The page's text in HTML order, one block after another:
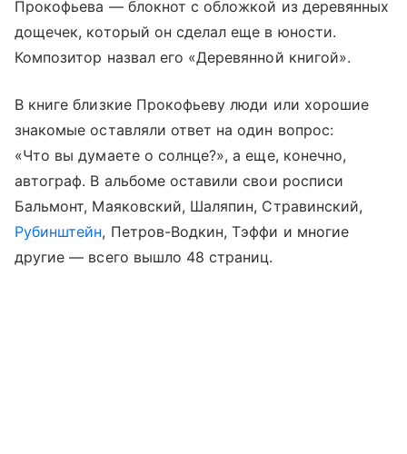
Прокофьева — блокнот с обложкой из деревянных
дощечек, который он сделал еще в юности.
Композитор назвал его «Деревянной книгой».
В книге близкие Прокофьеву люди или хорошие
знакомые оставляли ответ на один вопрос:
«Что вы думаете о солнце?», а еще, конечно,
автограф. В альбоме оставили свои росписи
Бальмонт, Маяковский, Шаляпин, Стравинский,
Рубинштейн, Петров-Водкин, Тэффи и многие
другие — всего вышло 48 страниц.